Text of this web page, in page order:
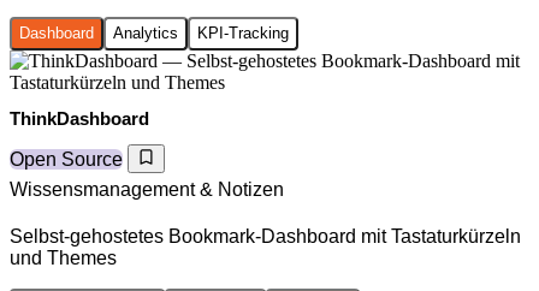
Dashboard Analytics KPI-Tracking
ThinkDashboard
Open Source
Wissensmanagement & Notizen
Selbst-gehostetes Bookmark-Dashboard mit Tastaturkürzeln
und Themes